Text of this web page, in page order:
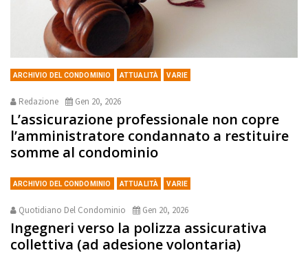
ARCHIVIO DEL CONDOMINIO ATTUALITÀ VARIE
Redazione Gen 20, 2026
L’assicurazione professionale non copre
l’amministratore condannato a restituire
somme al condominio
ARCHIVIO DEL CONDOMINIO ATTUALITÀ VARIE
Quotidiano Del Condominio Gen 20, 2026
Ingegneri verso la polizza assicurativa
collettiva (ad adesione volontaria)